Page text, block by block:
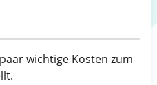
wichtige Kosten zum